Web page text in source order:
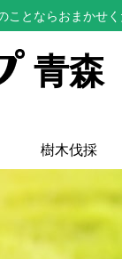
ことならおまかせ
青森
樹木伐採